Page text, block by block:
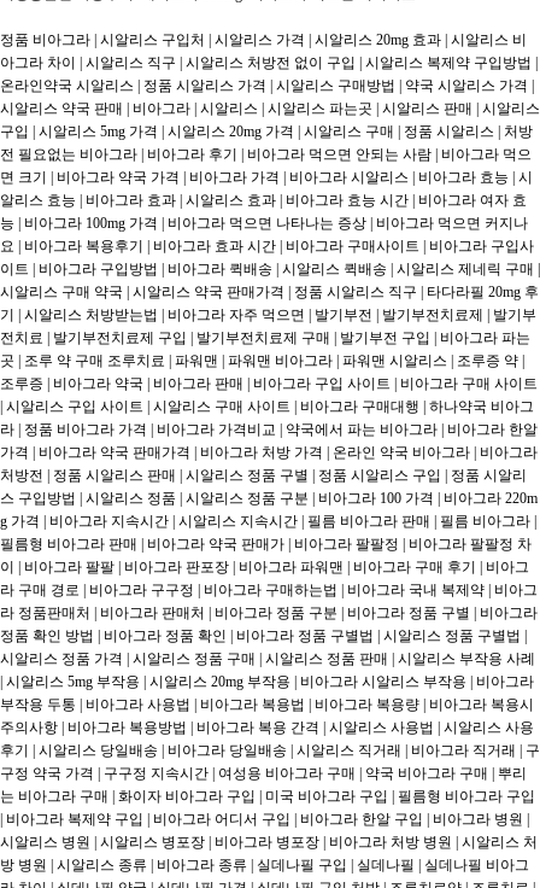
정품 비아그라 | 시알리스 구입처 | 시알리스 가격 | 시알리스 20mg 효과 | 시알리스 비
아그라 차이 | 시알리스 직구 | 시알리스 처방전 없이 구입 | 시알리스 복제약 구입방법 |
온라인약국 시알리스 | 정품 시알리스 가격 | 시알리스 구매방법 | 약국 시알리스 가격 |
시알리스 약국 판매 | 비아그라 | 시알리스 | 시알리스 파는곳 | 시알리스 판매 | 시알리스
구입 | 시알리스 5mg 가격 | 시알리스 20mg 가격 | 시알리스 구매 | 정품 시알리스 | 처방
전 필요없는 비아그라 | 비아그라 후기 | 비아그라 먹으면 안되는 사람 | 비아그라 먹으
면 크기 | 비아그라 약국 가격 | 비아그라 가격 | 비아그라 시알리스 | 비아그라 효능 | 시
알리스 효능 | 비아그라 효과 | 시알리스 효과 | 비아그라 효능 시간 | 비아그라 여자 효
능 | 비아그라 100mg 가격 | 비아그라 먹으면 나타나는 증상 | 비아그라 먹으면 커지나
요 | 비아그라 복용후기 | 비아그라 효과 시간 | 비아그라 구매사이트 | 비아그라 구입사
이트 | 비아그라 구입방법 | 비아그라 퀵배송 | 시알리스 퀵배송 | 시알리스 제네릭 구매 |
시알리스 구매 약국 | 시알리스 약국 판매가격 | 정품 시알리스 직구 | 타다라필 20mg 후
기 | 시알리스 처방받는법 | 비아그라 자주 먹으면 | 발기부전 | 발기부전치료제 | 발기부
전치료 | 발기부전치료제 구입 | 발기부전치료제 구매 | 발기부전 구입 | 비아그라 파는
곳 | 조루 약 구매 조루치료 | 파워맨 | 파워맨 비아그라 | 파워맨 시알리스 | 조루증 약 |
조루증 | 비아그라 약국 | 비아그라 판매 | 비아그라 구입 사이트 | 비아그라 구매 사이트
| 시알리스 구입 사이트 | 시알리스 구매 사이트 | 비아그라 구매대행 | 하나약국 비아그
라 | 정품 비아그라 가격 | 비아그라 가격비교 | 약국에서 파는 비아그라 | 비아그라 한알
가격 | 비아그라 약국 판매가격 | 비아그라 처방 가격 | 온라인 약국 비아그라 | 비아그라
처방전 | 정품 시알리스 판매 | 시알리스 정품 구별 | 정품 시알리스 구입 | 정품 시알리
스 구입방법 | 시알리스 정품 | 시알리스 정품 구분 | 비아그라 100 가격 | 비아그라 220m
g 가격 | 비아그라 지속시간 | 시알리스 지속시간 | 필름 비아그라 판매 | 필름 비아그라 |
필름형 비아그라 판매 | 비아그라 약국 판매가 | 비아그라 팔팔정 | 비아그라 팔팔정 차
이 | 비아그라 팔팔 | 비아그라 판포장 | 비아그라 파워맨 | 비아그라 구매 후기 | 비아그
라 구매 경로 | 비아그라 구구정 | 비아그라 구매하는법 | 비아그라 국내 복제약 | 비아그
라 정품판매처 | 비아그라 판매처 | 비아그라 정품 구분 | 비아그라 정품 구별 | 비아그라
정품 확인 방법 | 비아그라 정품 확인 | 비아그라 정품 구별법 | 시알리스 정품 구별법 |
시알리스 정품 가격 | 시알리스 정품 구매 | 시알리스 정품 판매 | 시알리스 부작용 사례
| 시알리스 5mg 부작용 | 시알리스 20mg 부작용 | 비아그라 시알리스 부작용 | 비아그라
부작용 두통 | 비아그라 사용법 | 비아그라 복용법 | 비아그라 복용량 | 비아그라 복용시
주의사항 | 비아그라 복용방법 | 비아그라 복용 간격 | 시알리스 사용법 | 시알리스 사용
후기 | 시알리스 당일배송 | 비아그라 당일배송 | 시알리스 직거래 | 비아그라 직거래 | 구
구정 약국 가격 | 구구정 지속시간 | 여성용 비아그라 구매 | 약국 비아그라 구매 | 뿌리
는 비아그라 구매 | 화이자 비아그라 구입 | 미국 비아그라 구입 | 필름형 비아그라 구입
| 비아그라 복제약 구입 | 비아그라 어디서 구입 | 비아그라 한알 구입 | 비아그라 병원 |
시알리스 병원 | 시알리스 병포장 | 비아그라 병포장 | 비아그라 처방 병원 | 시알리스 처
방 병원 | 시알리스 종류 | 비아그라 종류 | 실데나필 구입 | 실데나필 | 실데나필 비아그